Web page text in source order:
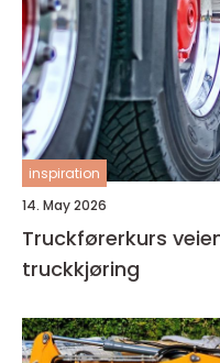
inspiration
14. May 2026
Truckførerkurs veien til trygg og effektiv
truckkjøring